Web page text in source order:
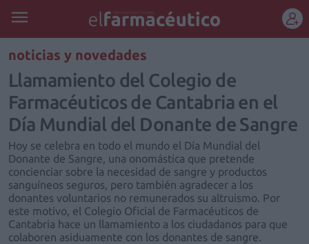
REGÍSTRATE
noticias y novedades
Llamamiento del Colegio de
Farmacéuticos de Cantabria en el
Día Mundial del Donante de Sangre
Hoy se celebra en todo el mundo el Día Mundial del
Donante de Sangre, una onomástica que pretende
concienciar sobre la necesidad de sangre y productos
sanguíneos seguros, pero también agradecer a los
donantes voluntarios no remunerados su altruismo. Por
este motivo, el Colegio Oficial de Farmacéuticos de
Cantabria hace un llamamiento a los ciudadanos para que
colaboren asiduamente con los donantes de sangre.